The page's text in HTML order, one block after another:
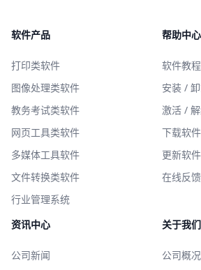
软件产品
打印类软件
图像处理类软件
教务考试类软件
网页工具类软件
多媒体工具软件
文件转换类软件
行业管理系统
帮助中心
软件教程
安装 /
激活 /
下载软件
更新软件
在线反馈
资讯中心
公司新闻
关于我们
公司概况